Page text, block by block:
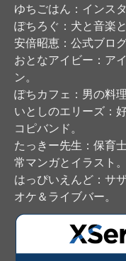
ゆちごはん ：インス
ぽちろぐ ：犬と音楽
安倍昭恵 ：公式ブロ
おとなアイビー ：ア
ン。
ぽちカフェ ：男の料
いとしのエリーズ ：
コピバンド。
たっきー先生 ：保育
常マンガとイラスト。
はっぴいえんど ：サ
オケ＆ライブバー。